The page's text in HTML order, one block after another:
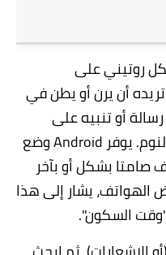
روتيني على
أن يرن أو يطن في
أو تنبيه على
فيسبوك - خاصة عندما تحاول النوم. يوفر Android وضع
صامتا بشكل أو بآخر
الهواتف، يشار إلى هذا
السكون".